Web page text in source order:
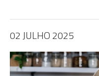
02 JULHO 2025